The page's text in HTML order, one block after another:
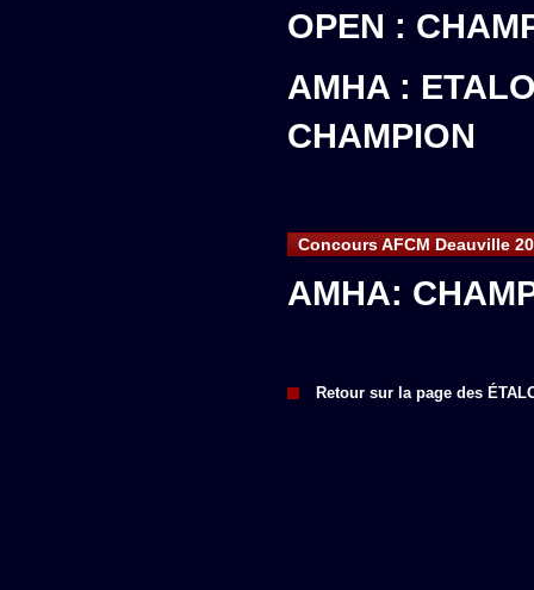
OPEN :
AMHA :
CHAMPION
Concours AFCM Deauville
AMHA:
Retour sur la page des